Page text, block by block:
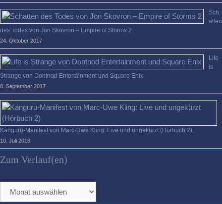
Sch
atten
des Todes von Jon Skovron – Empire of Storms 2
24. Oktober 2017
Life
is
Strange von Dontnod Entertainment und Square Enix
8. September 2017
Känguru-Manifest von Marc-Uwe Kling: Live und ungekürzt (Hörbuch 2)
10. Juli 2018
Zum Verlauf(en)
Verlauf(en)